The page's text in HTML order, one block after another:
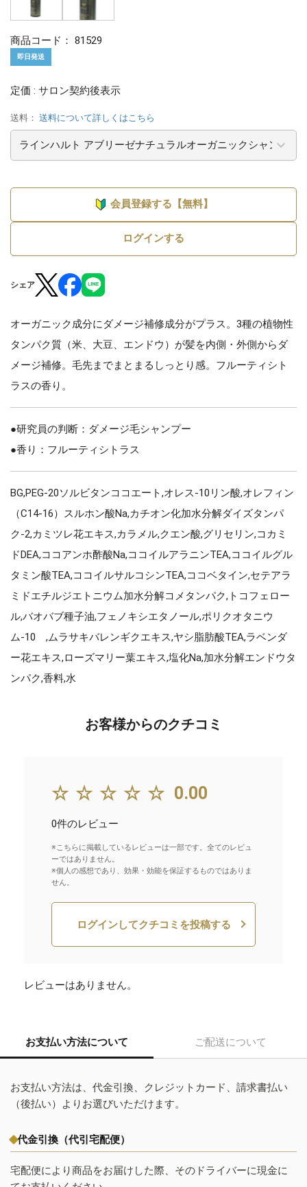
商品コード： 81529
即日発送
定価 : サロン契約後表示
送料： 送料について詳しくはこちら
会員登録する【無料】
ログインする
シェア
オーガニック成分にダメージ補修成分がプラス。3種の植物性
タンパク質（米、大豆、エンドウ）が髪を内側・外側からダ
メージ補修。毛先までまとまるしっとり感。フルーティシト
ラスの香り。
●研究員の判断：ダメージ毛シャンプー
●香り：フルーティシトラス
BG,PEG-20ソルビタンココエート,オレス-10リン酸,オレフィン
（C14-16）スルホン酸Na,カチオン化加水分解ダイズタンパ
ク-2,カミツレ花エキス,カラメル,クエン酸,グリセリン,コカミ
ドDEA,ココアンホ酢酸Na,ココイルアラニンTEA,ココイルグル
タミン酸TEA,ココイルサルコシンTEA,ココベタイン,セテアラ
ミドエチルジエトニウム加水分解コメタンパク,トコフェロー
ル,バオバブ種子油,フェノキシエタノール,ポリクオタニウ
ム-10 ,ムラサキバレンギクエキス,ヤシ脂肪酸TEA,ラベンダ
ー花エキス,ローズマリー葉エキス,塩化Na,加水分解エンドウタ
ンパク,香料,水
お客様からのクチコミ
☆☆☆☆☆ 0.00
0件のレビュー
※こちらに掲載しているレビューは一部です。全てのレビュ
ーではありません。
※個人の感想であり、効果・効能を保証するものではありま
せん。
ログインしてクチコミを投稿する
レビューはありません。
お支払い方法について ご配送について
お支払い方法は、代金引換、クレジットカード、請求書払い
（後払い）よりお選びいただけます。
代金引換（代引宅配便）
宅配便により商品をお届けした際、そのドライバーに現金に